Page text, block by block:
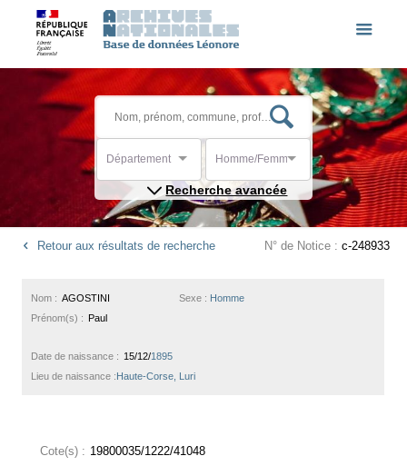
Département Homme/Femme
Recherche avancée
Retour aux résultats de recherche N° de Notice : c-248933
Sexe : Homme
Nom : AGOSTINI
Prénom(s) : Paul
Date de naissance : 15/12/1895
Lieu de naissance :Haute-Corse, Luri
Cote(s) : 19800035/1222/41048